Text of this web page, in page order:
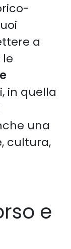
a
le
in quella
una
cultura,
e